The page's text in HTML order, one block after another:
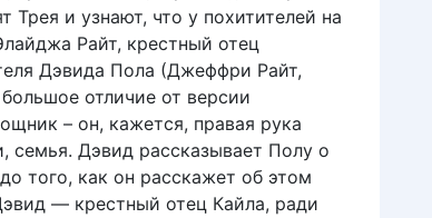
Трея и узнают, что у похитителей на
Райт, крестный отец
Дэвида Пола (Джеффри Райт,
отличие от версии
– он, кажется, правая рука
семья. Дэвид рассказывает Полу о
того, как он расскажет об этом
— крестный отец Кайла, ради